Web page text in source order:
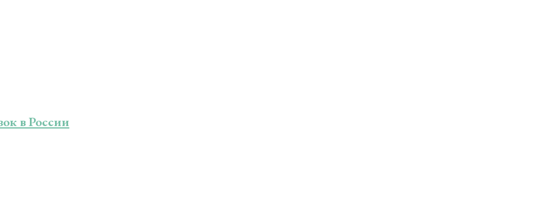
в России